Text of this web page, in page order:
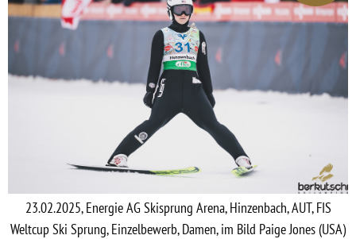
23.02.2025, Energie AG Skisprung Arena, Hinzenbach, AUT, FIS
Weltcup Ski Sprung, Einzelbewerb, Damen, im Bild Paige Jones (USA)